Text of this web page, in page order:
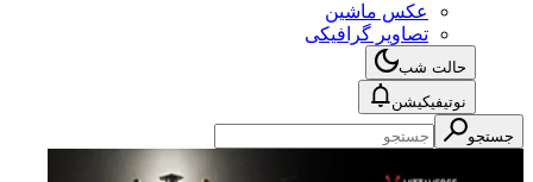
عکس ماشین
تصاویر گرافیکی
حالت شب
نوتیفیکیشن
جستجو